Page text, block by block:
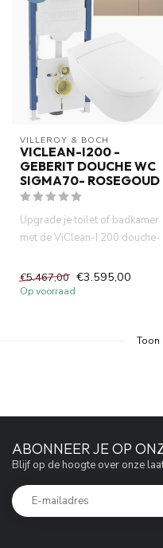
VILLEROY & BOCH
VICLEAN-I200 -
GEBERIT DOUCHE WC
SIGMA70- ROSEGOUD
Upgrade je toilet of badkamer
met de ViClean-I 200 douche-
€5.467,00 €3.595,00
Op voorraad
Toon
ABONNEER JE OP
Blijf op de hoogte over onze